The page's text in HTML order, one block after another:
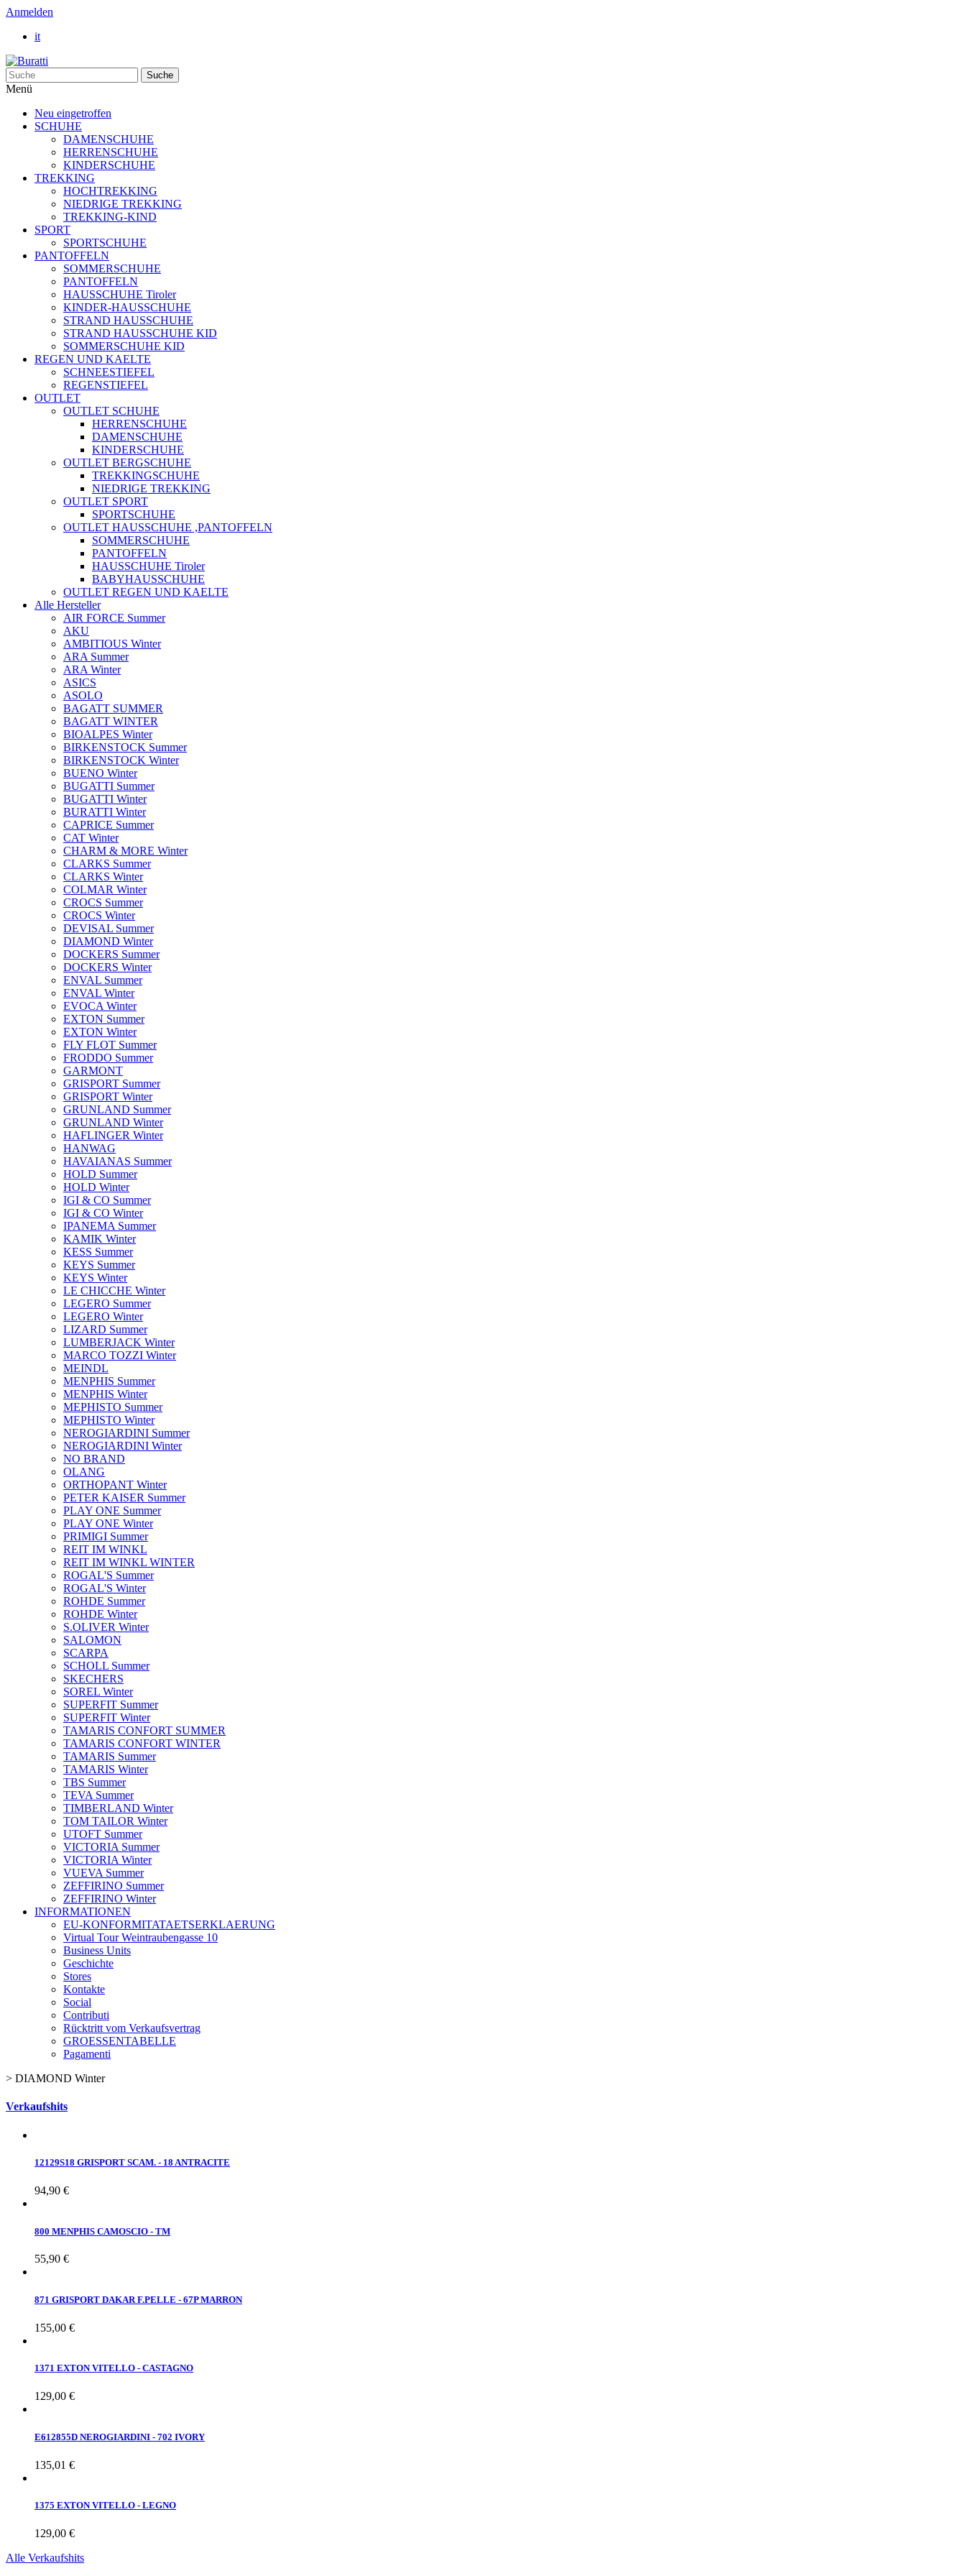
Anmelden
it
Suche
Menü
Neu eingetroffen
SCHUHE
DAMENSCHUHE
HERRENSCHUHE
KINDERSCHUHE
TREKKING
HOCHTREKKING
NIEDRIGE TREKKING
TREKKING-KIND
SPORT
SPORTSCHUHE
PANTOFFELN
SOMMERSCHUHE
PANTOFFELN
HAUSSCHUHE Tiroler
KINDER-HAUSSCHUHE
STRAND HAUSSCHUHE
STRAND HAUSSCHUHE KID
SOMMERSCHUHE KID
REGEN UND KAELTE
SCHNEESTIEFEL
REGENSTIEFEL
OUTLET
OUTLET SCHUHE
HERRENSCHUHE
DAMENSCHUHE
KINDERSCHUHE
OUTLET BERGSCHUHE
TREKKINGSCHUHE
NIEDRIGE TREKKING
OUTLET SPORT
SPORTSCHUHE
OUTLET HAUSSCHUHE ,PANTOFFELN
SOMMERSCHUHE
PANTOFFELN
HAUSSCHUHE Tiroler
BABYHAUSSCHUHE
OUTLET REGEN UND KAELTE
Alle Hersteller
AIR FORCE Summer
AKU
AMBITIOUS Winter
ARA Summer
ARA Winter
ASICS
ASOLO
BAGATT SUMMER
BAGATT WINTER
BIOALPES Winter
BIRKENSTOCK Summer
BIRKENSTOCK Winter
BUENO Winter
BUGATTI Summer
BUGATTI Winter
BURATTI Winter
CAPRICE Summer
CAT Winter
CHARM & MORE Winter
CLARKS Summer
CLARKS Winter
COLMAR Winter
CROCS Summer
CROCS Winter
DEVISAL Summer
DIAMOND Winter
DOCKERS Summer
DOCKERS Winter
ENVAL Summer
ENVAL Winter
EVOCA Winter
EXTON Summer
EXTON Winter
FLY FLOT Summer
FRODDO Summer
GARMONT
GRISPORT Summer
GRISPORT Winter
GRUNLAND Summer
GRUNLAND Winter
HAFLINGER Winter
HANWAG
HAVAIANAS Summer
HOLD Summer
HOLD Winter
IGI & CO Summer
IGI & CO Winter
IPANEMA Summer
KAMIK Winter
KESS Summer
KEYS Summer
KEYS Winter
LE CHICCHE Winter
LEGERO Summer
LEGERO Winter
LIZARD Summer
LUMBERJACK Winter
MARCO TOZZI Winter
MEINDL
MENPHIS Summer
MENPHIS Winter
MEPHISTO Summer
MEPHISTO Winter
NEROGIARDINI Summer
NEROGIARDINI Winter
NO BRAND
OLANG
ORTHOPANT Winter
PETER KAISER Summer
PLAY ONE Summer
PLAY ONE Winter
PRIMIGI Summer
REIT IM WINKL
REIT IM WINKL WINTER
ROGAL'S Summer
ROGAL'S Winter
ROHDE Summer
ROHDE Winter
S.OLIVER Winter
SALOMON
SCARPA
SCHOLL Summer
SKECHERS
SOREL Winter
SUPERFIT Summer
SUPERFIT Winter
TAMARIS CONFORT SUMMER
TAMARIS CONFORT WINTER
TAMARIS Summer
TAMARIS Winter
TBS Summer
TEVA Summer
TIMBERLAND Winter
TOM TAILOR Winter
UTOFT Summer
VICTORIA Summer
VICTORIA Winter
VUEVA Summer
ZEFFIRINO Summer
ZEFFIRINO Winter
INFORMATIONEN
EU-KONFORMITATAETSERKLAERUNG
Virtual Tour Weintraubengasse 10
Business Units
Geschichte
Stores
Kontakte
Social
Contributi
Rücktritt vom Verkaufsvertrag
GROESSENTABELLE
Pagamenti
> DIAMOND Winter
Verkaufshits
12129S18 GRISPORT SCAM. - 18 ANTRACITE
94,90 €
800 MENPHIS CAMOSCIO - TM
55,90 €
871 GRISPORT DAKAR F.PELLE - 67P MARRON
155,00 €
1371 EXTON VITELLO - CASTAGNO
129,00 €
E612855D NEROGIARDINI - 702 IVORY
135,01 €
1375 EXTON VITELLO - LEGNO
129,00 €
Alle Verkaufshits